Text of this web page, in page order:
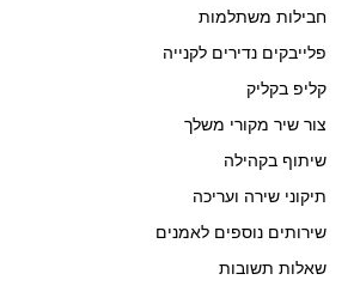
חבילות משתלמות
פלייבקים נדירים לקנייה
קליפ בקליק
צור שיר מקורי משלך
שיתוף בקהילה
תיקוני שירה ועריכה
שירותים נוספים לאמנים
שאלות תשובות